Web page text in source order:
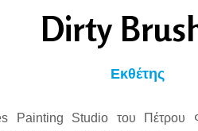
Dirty
Εκθέτης
Painting Studio του Πέτρου